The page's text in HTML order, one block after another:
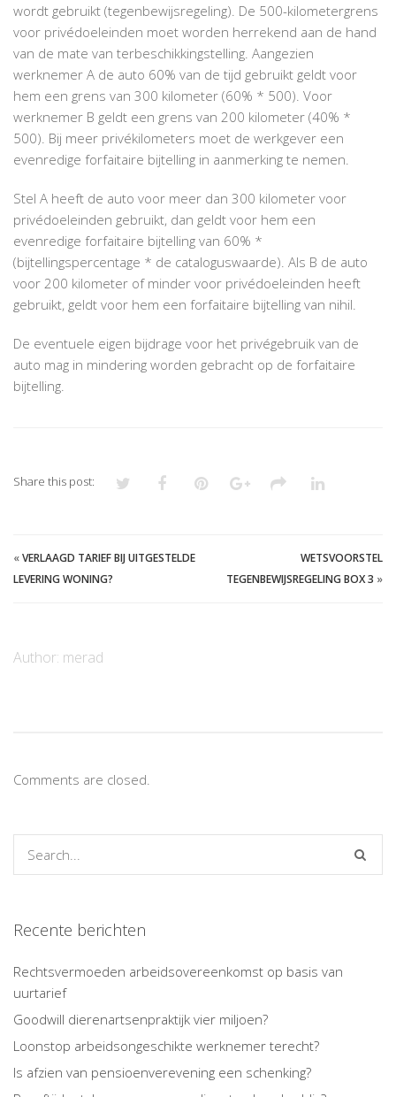
wordt gebruikt (tegenbewijsregeling). De 500-kilometergrens
voor privédoeleinden moet worden herrekend aan de hand
van de mate van terbeschikkingstelling. Aangezien
werknemer A de auto 60% van de tijd gebruikt geldt voor
hem een grens van 300 kilometer (60% * 500). Voor
werknemer B geldt een grens van 200 kilometer (40% *
500). Bij meer privékilometers moet de werkgever een
evenredige forfaitaire bijtelling in aanmerking te nemen.
Stel A heeft de auto voor meer dan 300 kilometer voor
privédoeleinden gebruikt, dan geldt voor hem een
evenredige forfaitaire bijtelling van 60% *
(bijtellingspercentage * de cataloguswaarde). Als B de auto
voor 200 kilometer of minder voor privédoeleinden heeft
gebruikt, geldt voor hem een forfaitaire bijtelling van nihil.
De eventuele eigen bijdrage voor het privégebruik van de
auto mag in mindering worden gebracht op de forfaitaire
bijtelling.
Share this post:
«VERLAAGD TARIEF BIJ UITGESTELDE
LEVERING WONING?
WETSVOORSTEL
TEGENBEWIJSREGELING BOX 3 »
Author: merad
Comments are closed.
Recente berichten
Rechtsvermoeden arbeidsovereenkomst op basis van
uurtarief
Goodwill dierenartsenpraktijk vier miljoen?
Loonstop arbeidsongeschikte werknemer terecht?
Is afzien van pensioenverevening een schenking?